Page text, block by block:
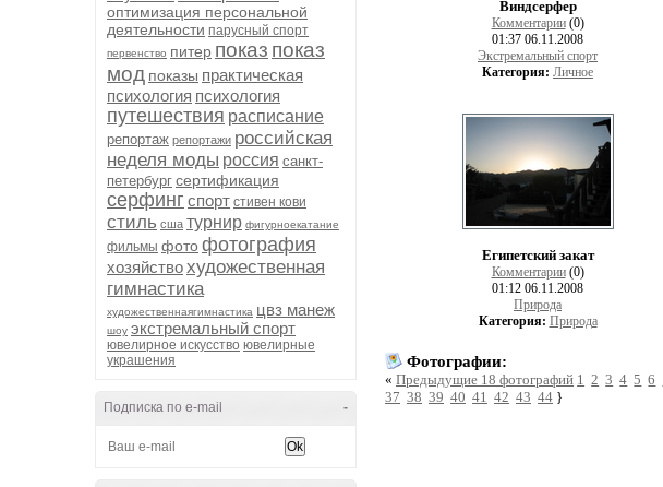
оптимизация персональной
деятельности парусный спорт
первенство питер показ показ
мод показы практическая
психология психология
путешествия расписание
репортаж репортажи российская
неделя моды россия санкт-
петербург сертификация
серфинг спорт стивен кови
стиль сша турнир фигурноекатание
фильмы фотофотография
хозяйствохудожественная
гимнастика
художественнаягимнастика цвз манеж
шоу экстремальный спорт
ювелирное искусство ювелирные
украшения
-
Подписка по e-mail
Виндсерфер
Комментарии(0)
01:37 06.11.2008
Экстремальный спорт
Категория: Личное
Египетский закат
Комментарии(0)
01:12 06.11.2008
Природа
Категория: Природа
Фотографии:
«Предыдущие 18 фотографий 1 2 3 4 5 6
37 38 39 40 41 42 43 44 }